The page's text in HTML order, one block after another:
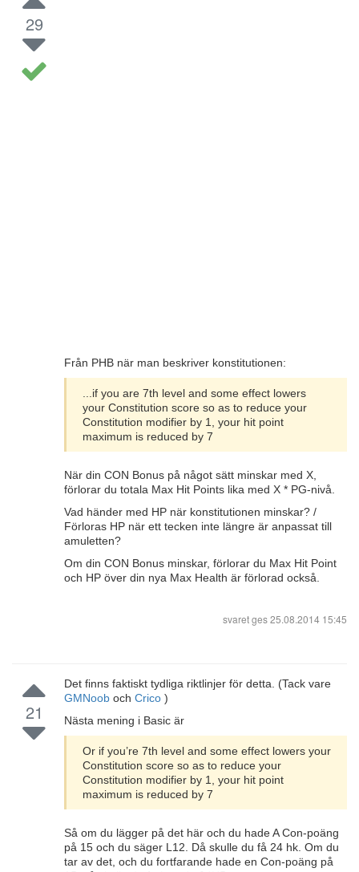
29
Från PHB när man beskriver konstitutionen:
...if you are 7th level and some effect lowers
your Constitution score so as to reduce your
Constitution modifier by 1, your hit point
maximum is reduced by 7
När din CON Bonus på något sätt minskar med X,
förlorar du totala Max Hit Points lika med X * PG-nivå.
Vad händer med HP när konstitutionen minskar? /
Förloras HP när ett tecken inte längre är anpassat till
amuletten?
Om din CON Bonus minskar, förlorar du Max Hit Point
och HP över din nya Max Health är förlorad också.
svaret ges25.08.2014 15:45
21
Det finns faktiskt tydliga riktlinjer för detta. (Tack vare
GMNoob och Crico )
Nästa mening i Basic är
Or if you’re 7th level and some effect lowers your
Constitution score so as to reduce your
Constitution modifier by 1, your hit point
maximum is reduced by 7
Så om du lägger på det här och du hade A Con-poäng
på 15 och du säger L12. Då skulle du få 24 hk. Om du
tar av det, och du fortfarande hade en Con-poäng på